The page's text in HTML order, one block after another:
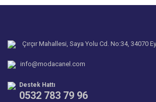
Bu ürüne benzer farklı alternatifler olmalı.
Çırçır Mahallesi, Saya Yolu Cd. No:34, 34070
info@modacanel.com
Destek Hattı
0532 783 79 96